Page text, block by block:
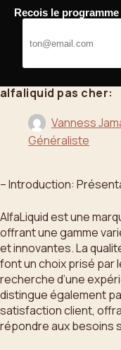
Passer
contenu
Bahoo
alfaliquid pas cher:
Vanness
Généraliste
– Introduction:
AlfaLiquid est une
offrant une gamme
et innovantes. La
font un choix prisé par
recherche d’une
distingue également
satisfaction client,
répondre aux besoins
Recois le